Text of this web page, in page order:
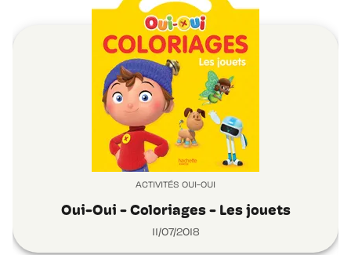
ACTIVITÉS OUI-OUI
Oui-Oui - Coloriages - Les jouets
11/07/2018